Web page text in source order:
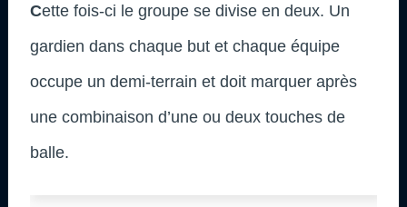
Cette fois-ci le groupe se divise en deux. Un
gardien dans chaque but et chaque équipe
occupe un demi-terrain et doit marquer après
une combinaison d’une ou deux touches de
balle.